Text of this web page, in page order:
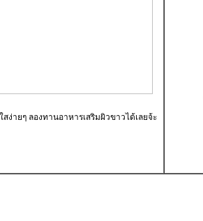
สง่ายๆ ลองทานอาหารเสริมผิวขาวได้เลยจ้ะ